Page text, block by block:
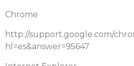
Chrome
http://support.google.com/
hl=es&answer=95647